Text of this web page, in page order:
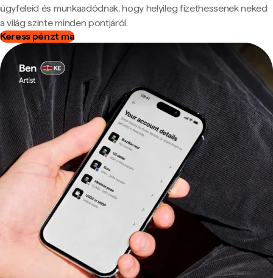
ügyfeleid és munkaadódnak, hogy helyileg fizethessenek neked
a világ szinte minden pontjáról.
Keress pénzt ma